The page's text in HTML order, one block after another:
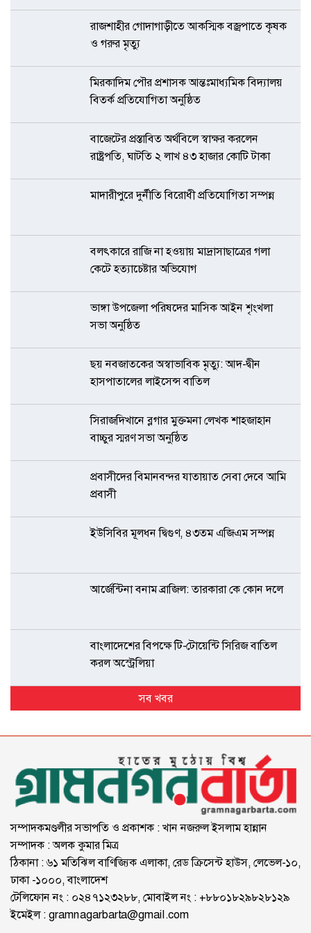
রাজশাহীর গোদাগাড়ীতে আকস্মিক বজ্রপাতে কৃষক
ও গরুর মৃত্যু
মিরকাদিম পৌর প্রশাসক আন্তঃমাধ্যমিক বিদ্যালয়
বিতর্ক প্রতিযোগিতা অনুষ্ঠিত
বাজেটের প্রস্তাবিত অর্থবিলে স্বাক্ষর করলেন
রাষ্ট্রপতি, ঘাটতি ২ লাখ ৪৩ হাজার কোটি টাকা
মাদারীপুরে দুর্নীতি বিরোধী প্রতিযোগিতা সম্পন্ন
বলৎকারে রাজি না হওয়ায় মাদ্রাসাছাত্রের গলা
কেটে হত্যাচেষ্টার অভিযোগ
ভাঙ্গা উপজেলা পরিষদের মাসিক আইন শৃংখলা
সভা অনুষ্ঠিত
ছয় নবজাতকের অস্বাভাবিক মৃত্যু: আদ-দ্বীন
হাসপাতালের লাইসেন্স বাতিল
সিরাজদিখানে ব্লগার মুক্তমনা লেখক শাহজাহান
বাচ্চুর স্মরণ সভা অনুষ্ঠিত
প্রবাসীদের বিমানবন্দর যাতায়াত সেবা দেবে আমি
প্রবাসী
ইউসিবির মূলধন দ্বিগুণ, ৪৩তম এজিএম সম্পন্ন
আর্জেন্টিনা বনাম ব্রাজিল: তারকারা কে কোন দলে
বাংলাদেশের বিপক্ষে টি-টোয়েন্টি সিরিজ বাতিল
করল অস্ট্রেলিয়া
সব খবর
সম্পাদকমণ্ডলীর সভাপতি ও প্রকাশক : খান নজরুল ইসলাম হান্নান
সম্পাদক : অলক কুমার মিত্র
ঠিকানা : ৬১ মতিঝিল বাণিজ্যিক এলাকা, রেড ক্রিসেন্ট হাউস, লেভেল-১০,
ঢাকা -১০০০, বাংলাদেশ
টেলিফোন নং : ০২৪৭১২৩২৮৮, মোবাইল নং : +৮৮০১৮২৯৮২৮১২৯
ইমেইল :gramnagarbarta@gmail.com